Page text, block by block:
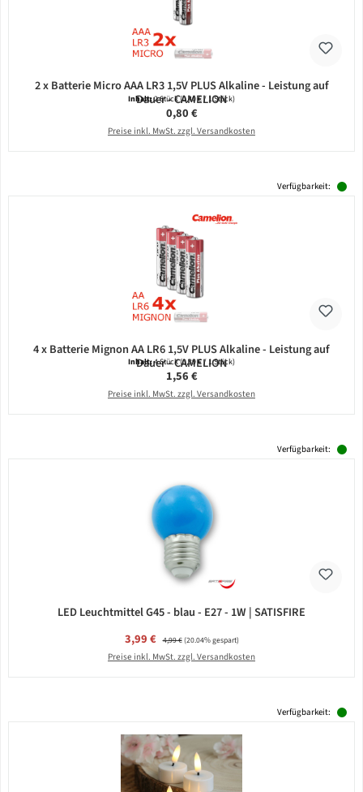
2 x Batterie Micro AAA LR3 1,5V PLUS Alkaline - Leistung auf
Dauer - CAMELION
Inhalt:2 Stück(0,40 € / 1 Stück)
Regulärer Preis:
0,80 €
Preise inkl. MwSt. zzgl. Versandkosten
Verfügbarkeit:
4 x Batterie Mignon AA LR6 1,5V PLUS Alkaline - Leistung auf
Dauer - CAMELION
Inhalt:4 Stück(0,39 € / 1 Stück)
Regulärer Preis:
1,56 €
Preise inkl. MwSt. zzgl. Versandkosten
Verfügbarkeit:
LED Leuchtmittel G45 - blau - E27 - 1W | SATISFIRE
Verkaufspreis:
3,99 € Regulärer Preis:
4,99 €(20.04% gespart)
Preise inkl. MwSt. zzgl. Versandkosten
Verfügbarkeit: